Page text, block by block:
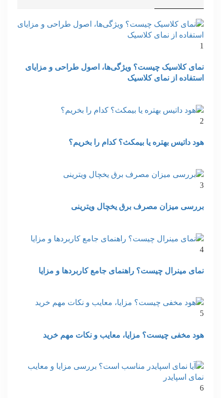
1
نمای کلاسیک چیست؟ ویژگی‌ها، اصول طراحی و مزایای
استفاده از نمای کلاسیک
2
هود داتیس بهتره یا بیمکث؟ کدام را بخریم؟
3
بررسی میزان مصرف برق یخچال ویترینی
4
نمای مینرال چیست؟ راهنمای جامع کاربردها و مزایا
5
هود مخفی چیست؟ مزایا، معایب و نکات مهم خرید
6